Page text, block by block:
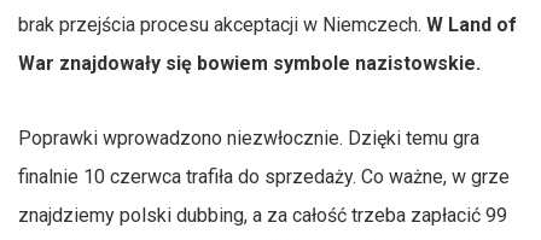
brak przejścia procesu akceptacji w Niemczech. W Land of
War znajdowały się bowiem symbole nazistowskie.
Poprawki wprowadzono niezwłocznie. Dzięki temu gra
finalnie 10 czerwca trafiła do sprzedaży. Co ważne, w grze
znajdziemy polski dubbing, a za całość trzeba zapłacić 99